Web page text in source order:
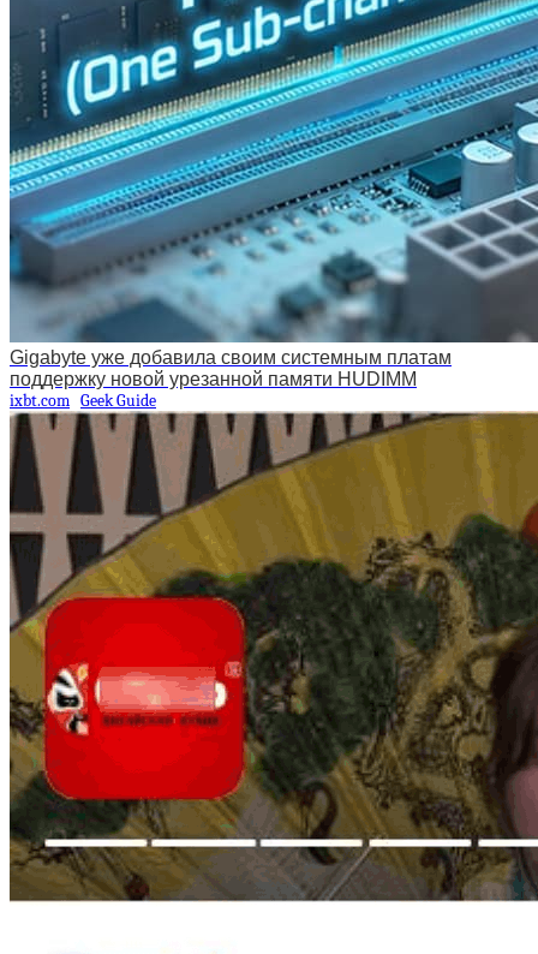
Gigabyte уже добавила своим системным платам
поддержку новой урезанной памяти HUDIMM
ixbt.com Geek Guide